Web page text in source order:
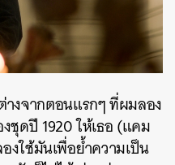
งจากตอนแรกๆ ที่ผมลอง
ชุดปี 1920 ให้เธอ (แคม
งใช้มันเพื่อย้ำความเป็น